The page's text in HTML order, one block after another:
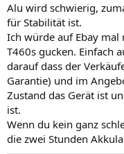
Alu wird schwierig,
für Stabilität ist.
Ich würde auf Ebay mal
T460s gucken. Einfach
darauf dass der
Garantie) und im
Zustand das Gerät ist
ist.
Wenn du kein ganz
die zwei Stunden